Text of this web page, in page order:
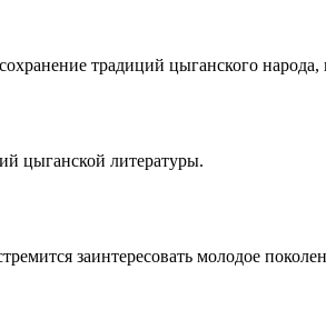
традиций цыганского
цыганской литературы.
заинтересовать молодое